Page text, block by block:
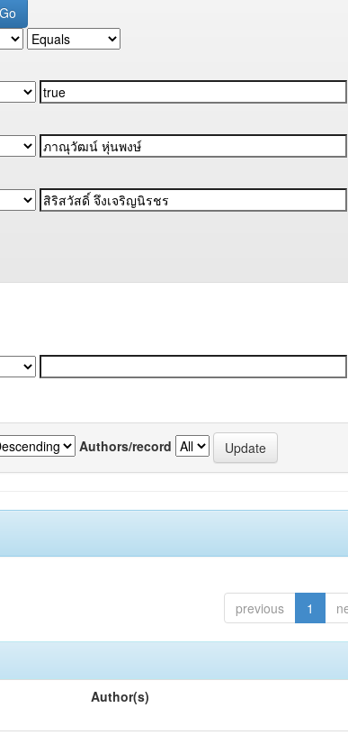
Authors/record
previous 1
Author(s)